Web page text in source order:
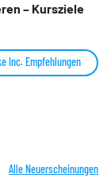
– Kursziele
Inc. Empfehlungen
Alle Neuerscheinungen